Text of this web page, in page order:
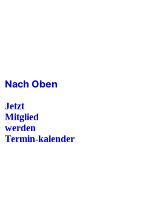
Nach Oben
Jetzt
Mitglied
werden
Termin-kalender